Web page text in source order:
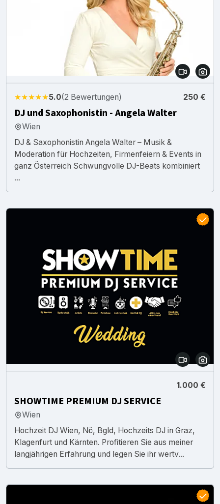
★★★★★5.0(2 Bewertungen) 250 €
DJ und Saxophonistin - Angela Walter
Wien
DJ & Saxophonistin Angela Walter – Musik &
Moderation für Hochzeiten, Firmenfeiern & Events in
ganz Österreich Schwungvolle DJ-Beats kombiniert
...
1.000 €
SHOWTIME PREMIUM DJ SERVICE
Wien
Hochzeit DJ Wien, Nö, Bgld, Hochzeits DJ in Graz,
Klagenfurt und Kärnten. Profitieren Sie aus meiner
langjährigen Erfahrung und legen Sie ihr wertv...